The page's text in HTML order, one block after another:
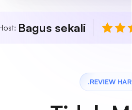
Bagus sekali
.REVIEW